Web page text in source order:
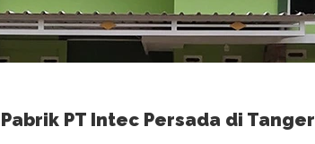
PT Intec Persada di